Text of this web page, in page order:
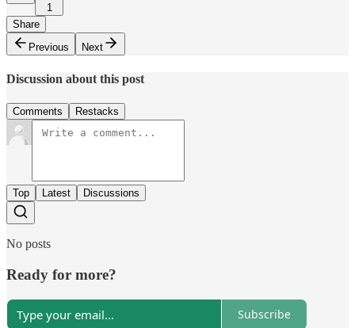
1
Share
Previous
Next
Discussion about this post
Comments Restacks
Top Latest Discussions
No posts
Ready for more?
Subscribe